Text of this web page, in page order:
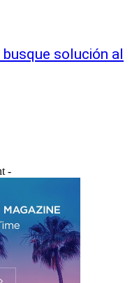
solución al
-